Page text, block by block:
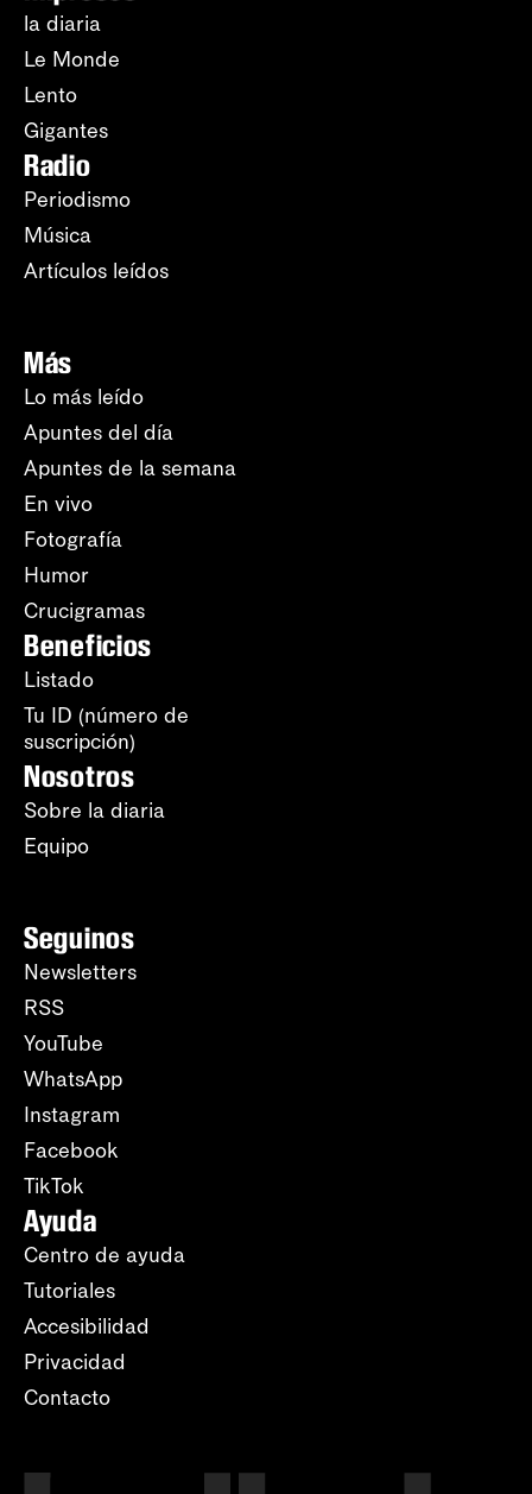
la diaria
Le Monde
Lento
Gigantes
Radio
Periodismo
Música
Artículos leídos
Más
Lo más leído
Apuntes del día
Apuntes de la semana
En vivo
Fotografía
Humor
Crucigramas
Beneficios
Listado
Tu ID (número de
suscripción)
Nosotros
Sobre la diaria
Equipo
Seguinos
Newsletters
RSS
YouTube
WhatsApp
Instagram
Facebook
TikTok
Ayuda
Centro de ayuda
Tutoriales
Accesibilidad
Privacidad
Contacto